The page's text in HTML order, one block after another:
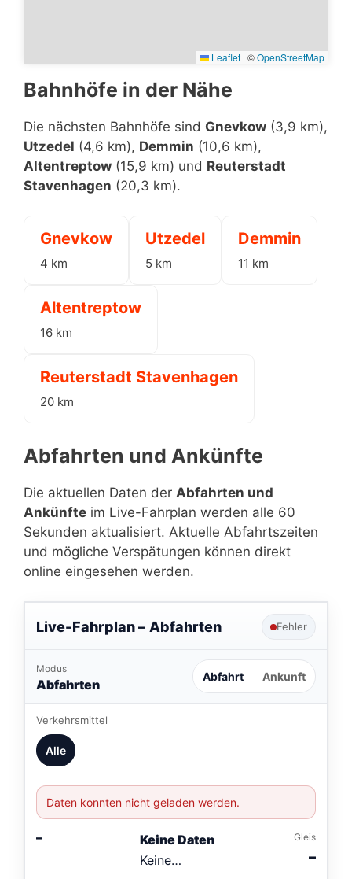
Leaflet | ©OpenStreetMap
Bahnhöfe in der Nähe
Die nächsten Bahnhöfe sind Gnevkow (3,9 km),
Utzedel (4,6 km), Demmin (10,6 km),
Altentreptow (15,9 km) und Reuterstadt
Stavenhagen (20,3 km).
Gnevkow
4 km
Utzedel
5 km
Demmin
11 km
Altentreptow
16 km
Reuterstadt Stavenhagen
20 km
Abfahrten und Ankünfte
Die aktuellen Daten der Abfahrten und
Ankünfte im Live-Fahrplan werden alle 60
Sekunden aktualisiert. Aktuelle Abfahrtszeiten
und mögliche Verspätungen können direkt
online eingesehen werden.
Live-Fahrplan – Abfahrten Fehler
Modus
Abfahrten Abfahrt Ankunft
Verkehrsmittel
Alle
Daten konnten nicht geladen werden.
–
Keine Daten
Keine
Gleis
–